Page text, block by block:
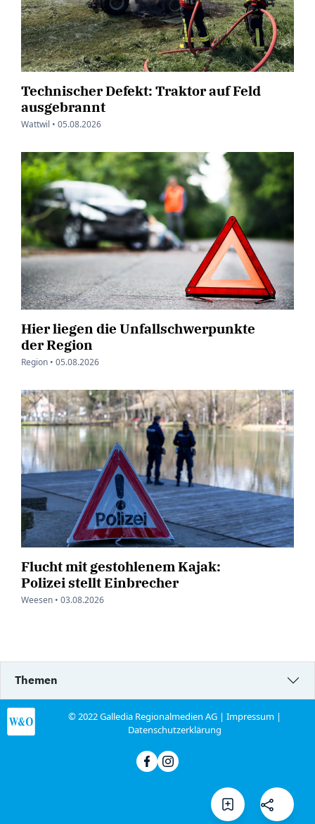
Technischer Defekt: Traktor auf Feld
ausgebrannt
Wattwil • 05.08.2026
Hier liegen die Unfallschwerpunkte
der Region
Region • 05.08.2026
Flucht mit gestohlenem Kajak:
Polizei stellt Einbrecher
Weesen • 03.08.2026
Themen
© 2022 Galledia Regionalmedien AG |Impressum |
Datenschutzerklärung